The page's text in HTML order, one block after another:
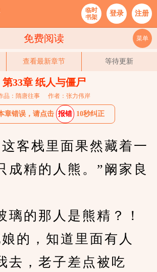
临时
书架
登录 注册
免费阅读 菜单
查看最新章节 等待更新
第33章 纸人与僵尸
品：隋唐往事 作者：张力伟岸
章错误，请点击 报错 10秒纠正
栈里面果然藏着一
成精的人熊。”阚家良
的那人是熊精？！
，知道里面有人
去，老子差点被吃